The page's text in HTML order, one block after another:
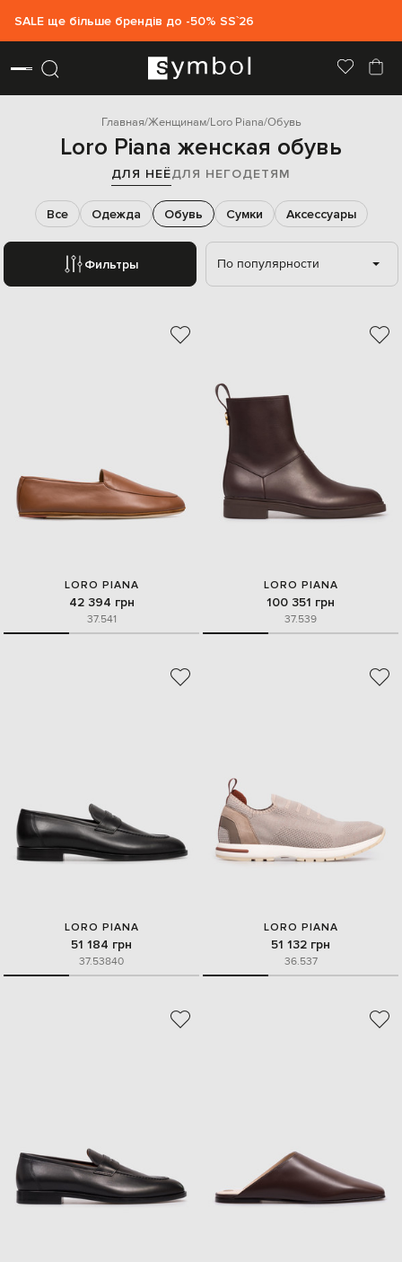
SALE ще більше брендів до -50% SS`26
Главная Женщинам Loro Piana Обувь
Loro Piana женская обувь
ДЛЯ НЕЁДЛЯ НЕГОДЕТЯМ
Фильтры
Все Одежда Обувь Сумки Аксессуары
По популярности
LORO PIANA
42 394 грн
37.541
LORO PIANA
100 351 грн
37.539
LORO PIANA
51 184 грн
37.53840
LORO PIANA
51 132 грн
36.537